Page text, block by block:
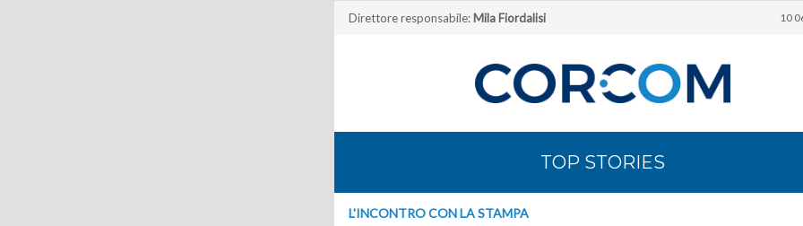
Direttore responsabile: Mila Fiordalisi 10
TOP STORIES
L'INCONTRO CON LA STAMPA